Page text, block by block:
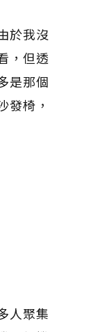
於我沒
，但透
是那個
發椅，
人聚集